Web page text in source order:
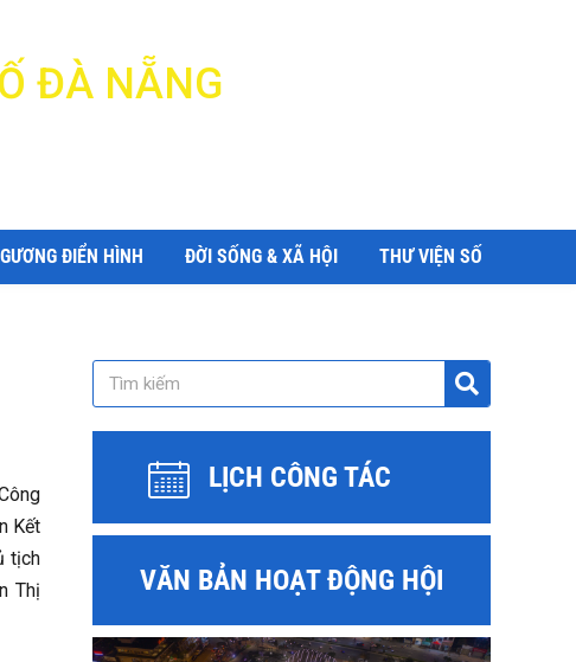
ĐÀ NẴNG
GƯƠNG ĐIỂN HÌNH ĐỜI SỐNG & XÃ HỘI THƯ VIỆN SỐ
Kết
tịch
Thị
LỊCH CÔNG TÁC
VĂN BẢN HOẠT ĐỘNG HỘI